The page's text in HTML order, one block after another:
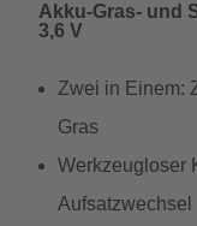
Akku-Gras- und
3,6 V
Zwei in Einem:
Gras
Werkzeugloser
Aufsatzwechsel